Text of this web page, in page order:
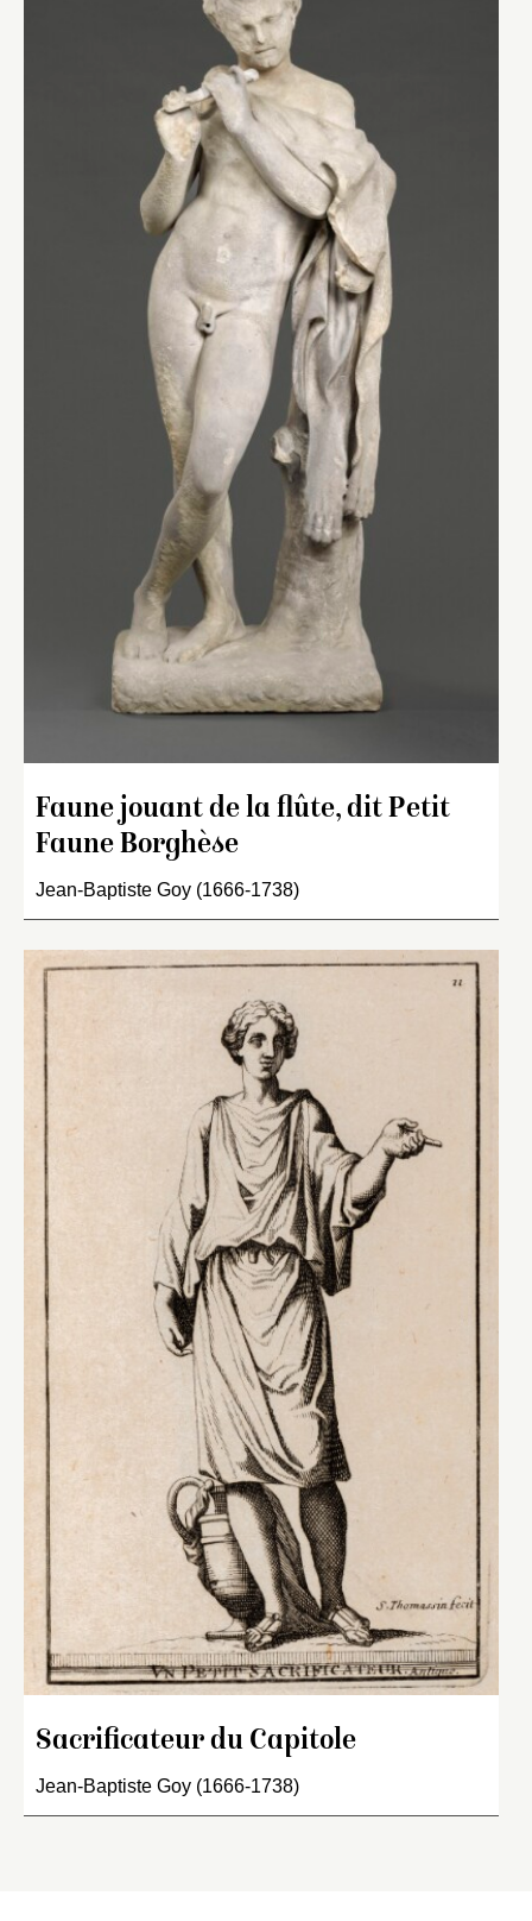
Faune jouant de la flûte, dit Petit
Faune Borghèse
Jean-Baptiste Goy (1666-1738)
Sacrificateur du Capitole
Jean-Baptiste Goy (1666-1738)